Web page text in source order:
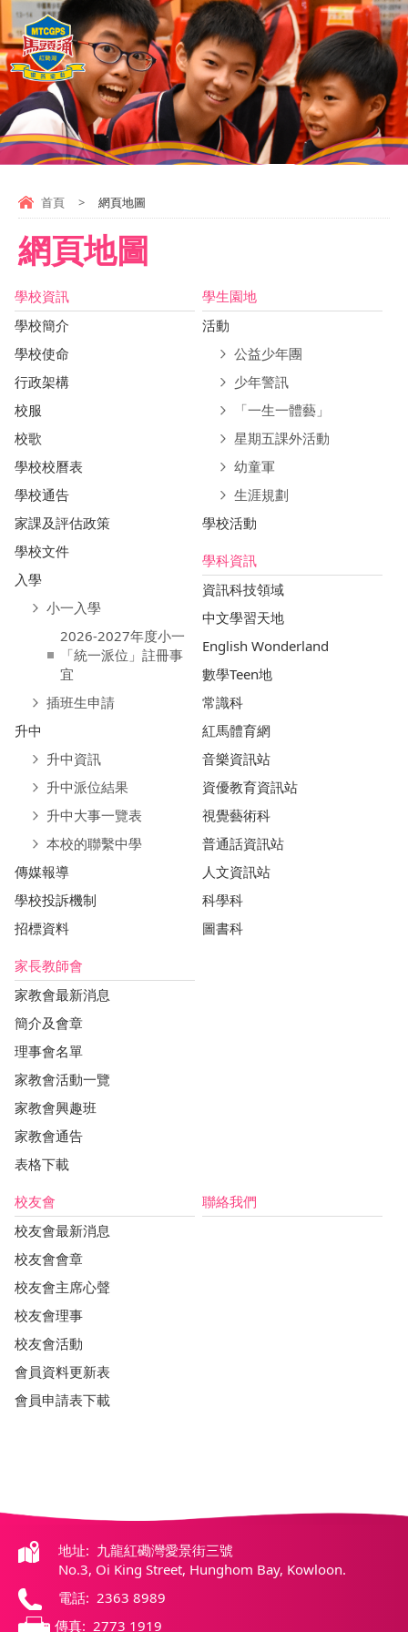
首頁 > 網頁地圖
網頁地圖
學校資訊
學校簡介
學校使命
行政架構
校服
校歌
學校校曆表
學校通告
家課及評估政策
學校文件
入學
小一入學
2026-2027年度小一
「統一派位」註冊事
宜
插班⽣申請
升中
升中資訊
升中派位結果
升中大事一覽表
本校的聯繫中學
傳媒報導
學校投訴機制
招標資料
學生園地
活動
公益少年團
少年警訊
「一生一體藝」
星期五課外活動
幼童軍
生涯規劃
學校活動
學科資訊
資訊科技領域
中文學習天地
English Wonderland
數學Teen地
常識科
紅馬體育網
音樂資訊站
資優教育資訊站
視覺藝術科
普通話資訊站
人文資訊站
科學科
圖書科
家長教師會
家教會最新消息
簡介及會章
理事會名單
家教會活動一覽
家教會興趣班
家教會通告
表格下載
校友會
校友會最新消息
校友會會章
校友會主席心聲
校友會理事
校友會活動
會員資料更新表
會員申請表下載
聯絡我們
地址: 九龍紅磡灣愛景街三號
No.3, Oi King Street, Hunghom Bay, Kowloon.
電話: 2363 8989
傳真: 2773 1919